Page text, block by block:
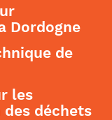
Dordogne
de
les
déchets